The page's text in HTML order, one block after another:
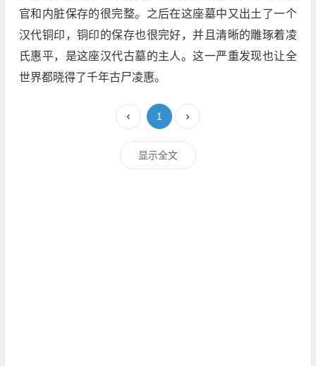
官和内脏保存的很完整。之后在这座墓中又出土了一个
汉代铜印，铜印的保存也很完好，并且清晰的雕琢着凌
氏惠平，是这座汉代古墓的主人。这一严重发现也让全
世界都晓得了千年古尸凌惠。
1
显示全文